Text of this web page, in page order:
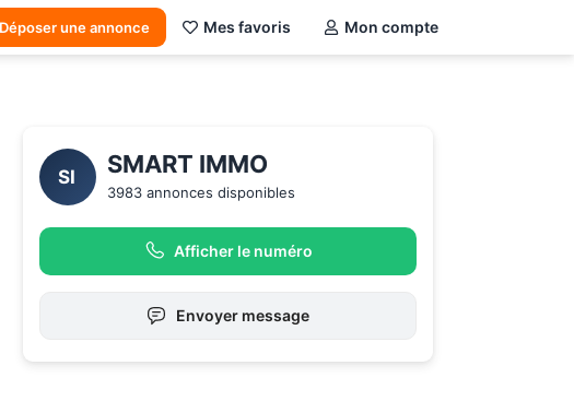
Déposer une annonce Mes favoris Mon compte
SI SMART IMMO
3983 annonces disponibles
Afficher le numéro
Envoyer message